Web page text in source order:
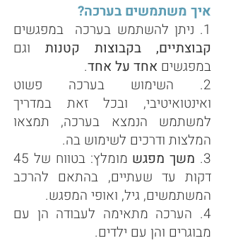
איך משתמשים בערכה?
1. ניתן להשתמש בערכה במפגשים
קבוצתיים, בקבוצות קטנות וגם
במפגשים אחד על אחד.
2. השימוש בערכה פשוט
ואינטואיטיבי, ובכל זאת במדריך
למשתמש הנמצא בערכה, תמצאו
המלצות ודרכים לשימוש בה.
3. משך מפגש
מומלץ: בטווח של 45
דקות עד שעתיים, בהתאם להרכב
המשתמשים, גיל, ואופי המפגש.
4. הערכה מתאימה לעבודה הן עם
מבוגרים והן עם ילדים.